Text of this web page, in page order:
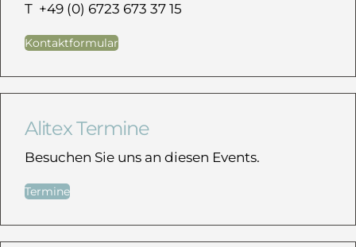
T +49 (0) 6723 673 37 15
Kontaktformular
Alitex Termine
Besuchen Sie uns an diesen Events.
Termine